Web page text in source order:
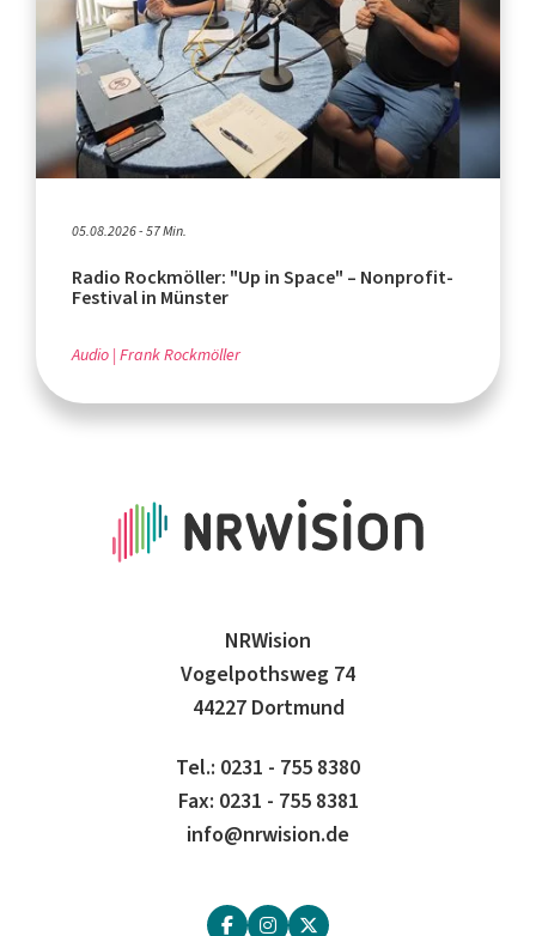
05.08.2026 - 57 Min.
Radio Rockmöller: "Up in Space" – Nonprofit-
Festival in Münster
Audio Frank Rockmöller
NRWision
Vogelpothsweg 74
44227 Dortmund
Tel.: 0231 - 755 8380
Fax: 0231 - 755 8381
info@nrwision.de